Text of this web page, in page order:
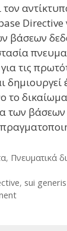
Directive
βάσεων
τις
δημιουργεί
το
των βάσεων
, Πνευματικά
, sui generis